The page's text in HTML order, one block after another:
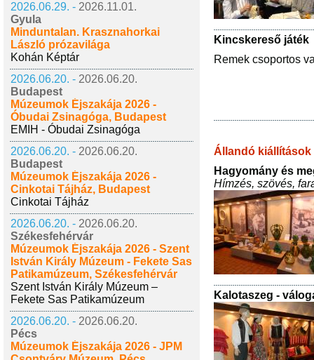
2026.06.29. - 2026.11.01.
Gyula
Minduntalan. Krasznahorkai
László prózavilága
Kohán Képtár
2026.06.20. - 2026.06.20.
Budapest
Múzeumok Éjszakája 2026 -
Óbudai Zsinagóga, Budapest
EMIH - Óbudai Zsinagóga
2026.06.20. - 2026.06.20.
Budapest
Múzeumok Éjszakája 2026 -
Cinkotai Tájház, Budapest
Cinkotai Tájház
2026.06.20. - 2026.06.20.
Székesfehérvár
Múzeumok Éjszakája 2026 - Szent
István Király Múzeum - Fekete Sas
Patikamúzeum, Székesfehérvár
Szent István Király Múzeum –
Fekete Sas Patikamúzeum
2026.06.20. - 2026.06.20.
Pécs
Múzeumok Éjszakája 2026 - JPM
Kincskereső játék
Remek csoportos
Állandó kiállítások
Hagyomány és
Hímzés, szövés,
Kalotaszeg -